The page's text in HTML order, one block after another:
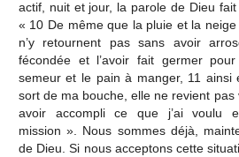
actif, nuit et jour, la parole de Dieu
« 10 De même que la pluie et la
n’y retournent pas sans avoir
fécondée et l’avoir fait germer
semeur et le pain à manger, 11 ainsi
sort de ma bouche, elle ne revient
avoir accompli ce que j’ai voulu
mission ». Nous sommes déjà,
de Dieu. Si nous acceptons cette